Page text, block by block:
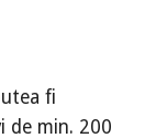
fi
de min. 200